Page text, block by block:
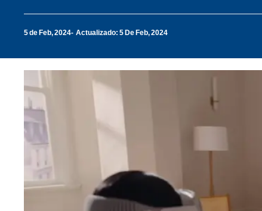
5 de Feb, 2024 Actualizado: 5 De Feb, 2024